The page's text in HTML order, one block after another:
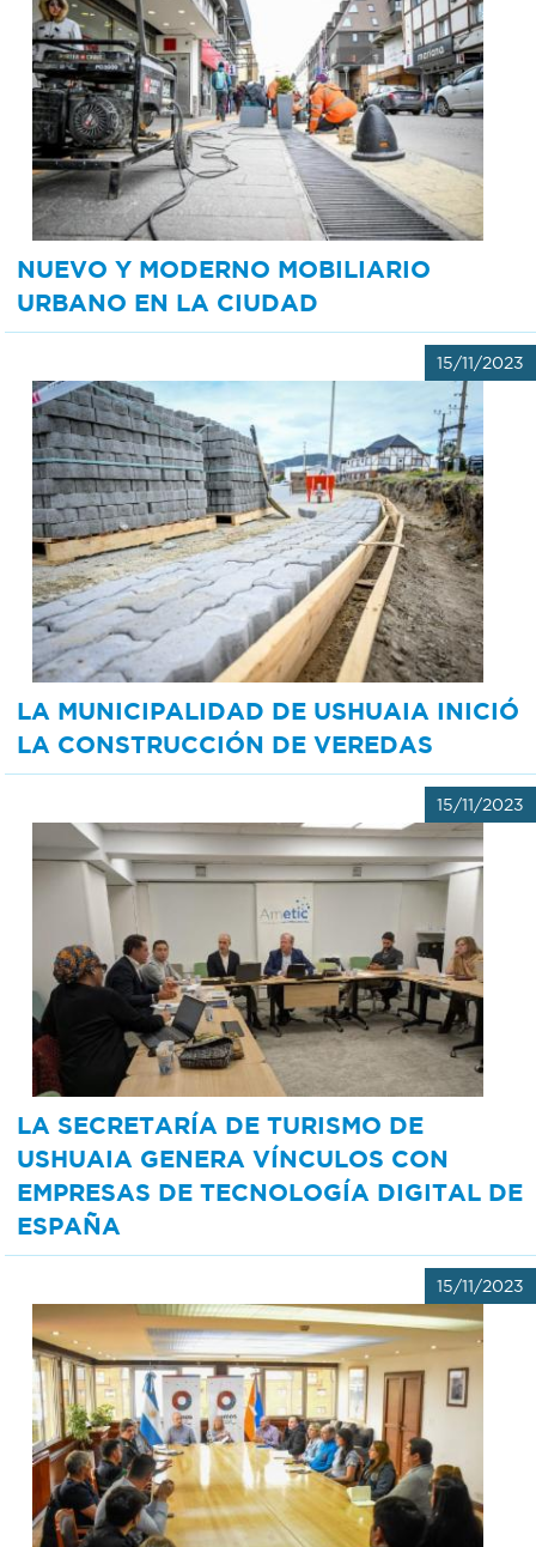
NUEVO Y MODERNO MOBILIARIO
URBANO EN LA CIUDAD
15/11/2023
LA MUNICIPALIDAD DE USHUAIA INICIÓ
LA CONSTRUCCIÓN DE VEREDAS
15/11/2023
LA SECRETARÍA DE TURISMO DE
USHUAIA GENERA VÍNCULOS CON
EMPRESAS DE TECNOLOGÍA DIGITAL DE
ESPAÑA
15/11/2023